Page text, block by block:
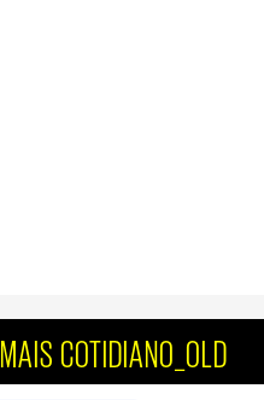
MAIS COTIDIANO_OLD